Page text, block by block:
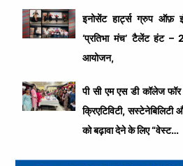
इनोसेंट हार्ट्स ग्रुप ऑफ़
‘प्रतिभा मंच’ टैलेंट हंट
आयोजन,
पी सी एम एस डी कॉलेज
क्रिएटिविटी, सस्टेनेबिलिटी
को बढ़ावा देने के लिए “वेस्ट…